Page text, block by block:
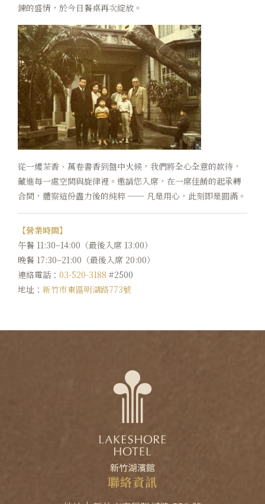
鍊的盛情，於今日餐桌再次綻放。
從一縷茶香、萬卷書香到盤中火候，我們將全心全意的款待，
藏進每一處空間與旋律裡。邀請您入席，在一席佳餚的起承轉
合間，體察這份盡力後的純粹 ── 凡是用心，此刻即是圓滿。
【營業時間】
午餐 11:30–14:00（最後入席 13:00）
晚餐 17:30–21:00（最後入席 20:00）
連絡電話： 03-520-3188 #2500
地址： 新竹市東區明湖路773號
聯絡資訊